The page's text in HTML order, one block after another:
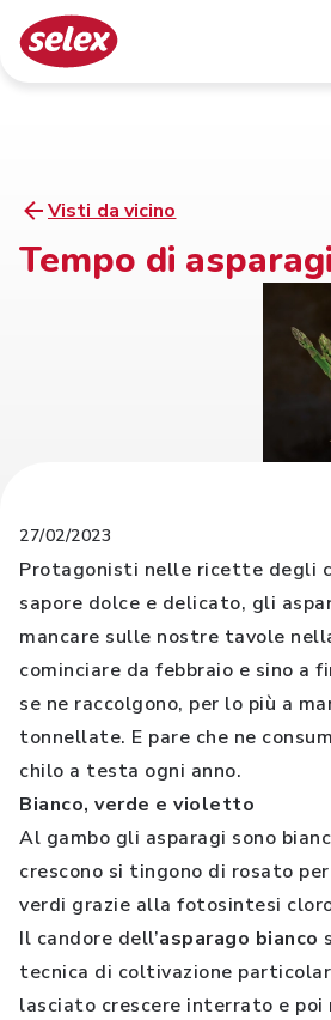
Visti da vicino
Tempo di asparagi
27/02/2023
Protagonisti nelle ricette degli
sapore dolce e delicato, gli
mancare sulle nostre tavole
cominciare da febbraio e sino a
se ne raccolgono, per lo più a
tonnellate. E pare che ne
chilo a testa ogni anno.
Bianco, verde e violetto
Al gambo gli asparagi sono
crescono si tingono di rosato
verdi grazie alla fotosintesi
Il candore dell’asparago bianco
tecnica di coltivazione
lasciato crescere interrato e